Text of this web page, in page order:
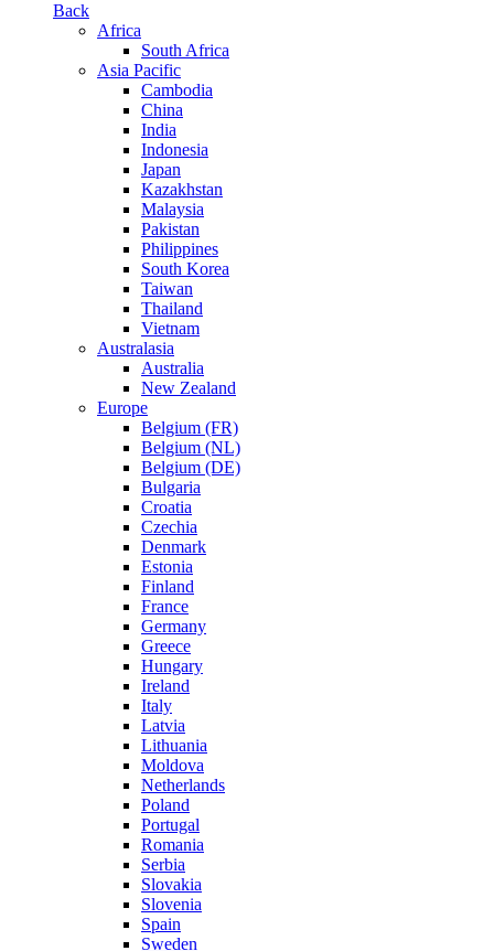
Back
Africa
South Africa
Asia Pacific
Cambodia
China
India
Indonesia
Japan
Kazakhstan
Malaysia
Pakistan
Philippines
South Korea
Taiwan
Thailand
Vietnam
Australasia
Australia
New Zealand
Europe
Belgium (FR)
Belgium (NL)
Belgium (DE)
Bulgaria
Croatia
Czechia
Denmark
Estonia
Finland
France
Germany
Greece
Hungary
Ireland
Italy
Latvia
Lithuania
Moldova
Netherlands
Poland
Portugal
Romania
Serbia
Slovakia
Slovenia
Spain
Sweden